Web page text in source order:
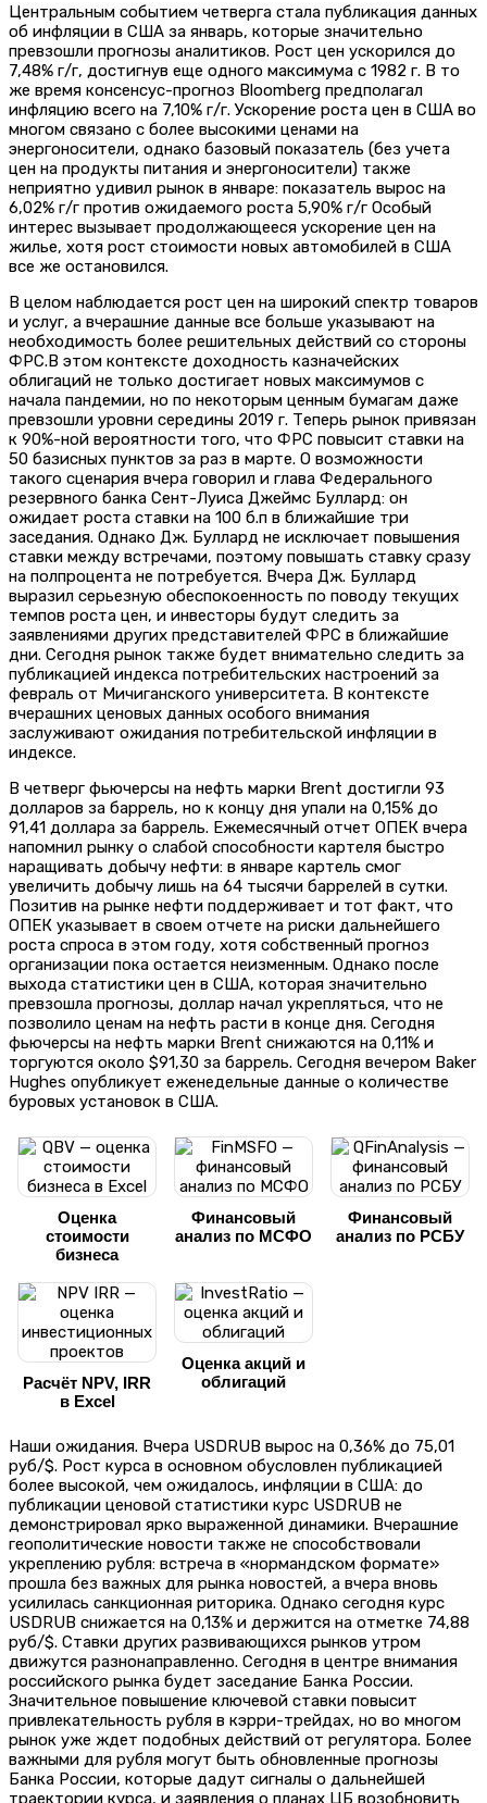
Центральным событием четверга стала публикация данных
об инфляции в США за январь, которые значительно
превзошли прогнозы аналитиков. Рост цен ускорился до
7,48% г/г, достигнув еще одного максимума с 1982 г. В то
же время консенсус-прогноз Bloomberg предполагал
инфляцию всего на 7,10% г/г. Ускорение роста цен в США во
многом связано с более высокими ценами на
энергоносители, однако базовый показатель (без учета
цен на продукты питания и энергоносители) также
неприятно удивил рынок в январе: показатель вырос на
6,02% г/г против ожидаемого роста 5,90% г/г Особый
интерес вызывает продолжающееся ускорение цен на
жилье, хотя рост стоимости новых автомобилей в США
все же остановился.
В целом наблюдается рост цен на широкий спектр товаров
и услуг, а вчерашние данные все больше указывают на
необходимость более решительных действий со стороны
ФРС.В этом контексте доходность казначейских
облигаций не только достигает новых максимумов с
начала пандемии, но по некоторым ценным бумагам даже
превзошли уровни середины 2019 г. Теперь рынок привязан
к 90%-ной вероятности того, что ФРС повысит ставки на
50 базисных пунктов за раз в марте. О возможности
такого сценария вчера говорил и глава Федерального
резервного банка Сент-Луиса Джеймс Буллард: он
ожидает роста ставки на 100 б.п в ближайшие три
заседания. Однако Дж. Буллард не исключает повышения
ставки между встречами, поэтому повышать ставку сразу
на полпроцента не потребуется. Вчера Дж. Буллард
выразил серьезную обеспокоенность по поводу текущих
темпов роста цен, и инвесторы будут следить за
заявлениями других представителей ФРС в ближайшие
дни. Сегодня рынок также будет внимательно следить за
публикацией индекса потребительских настроений за
февраль от Мичиганского университета. В контексте
вчерашних ценовых данных особого внимания
заслуживают ожидания потребительской инфляции в
индексе.
В четверг фьючерсы на нефть марки Brent достигли 93
долларов за баррель, но к концу дня упали на 0,15% до
91,41 доллара за баррель. Ежемесячный отчет ОПЕК вчера
напомнил рынку о слабой способности картеля быстро
наращивать добычу нефти: в январе картель смог
увеличить добычу лишь на 64 тысячи баррелей в сутки.
Позитив на рынке нефти поддерживает и тот факт, что
ОПЕК указывает в своем отчете на риски дальнейшего
роста спроса в этом году, хотя собственный прогноз
организации пока остается неизменным. Однако после
выхода статистики цен в США, которая значительно
превзошла прогнозы, доллар начал укрепляться, что не
позволило ценам на нефть расти в конце дня. Сегодня
фьючерсы на нефть марки Brent снижаются на 0,11% и
торгуются около $91,30 за баррель. Сегодня вечером Baker
Hughes опубликует еженедельные данные о количестве
буровых установок в США.
Оценка
стоимости
бизнеса
Финансовый
анализ по МСФО
Финансовый
анализ по РСБУ
Расчёт NPV, IRR
в Excel
Оценка акций и
облигаций
Наши ожидания. Вчера USDRUB вырос на 0,36% до 75,01
руб/$. Рост курса в основном обусловлен публикацией
более высокой, чем ожидалось, инфляции в США: до
публикации ценовой статистики курс USDRUB не
демонстрировал ярко выраженной динамики. Вчерашние
геополитические новости также не способствовали
укреплению рубля: встреча в «нормандском формате»
прошла без важных для рынка новостей, а вчера вновь
усилилась санкционная риторика. Однако сегодня курс
USDRUB снижается на 0,13% и держится на отметке 74,88
руб/$. Ставки других развивающихся рынков утром
движутся разнонаправленно. Сегодня в центре внимания
российского рынка будет заседание Банка России.
Значительное повышение ключевой ставки повысит
привлекательность рубля в кэрри-трейдах, но во многом
рынок уже ждет подобных действий от регулятора. Более
важными для рубля могут быть обновленные прогнозы
Банка России, которые дадут сигналы о дальнейшей
траектории курса, и заявления о планах ЦБ возобновить